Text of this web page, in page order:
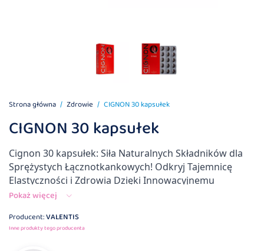
Strona główna Zdrowie CIGNON 30 kapsułek
CIGNON 30 kapsułek
Cignon 30 kapsułek: Siła Naturalnych Składników dla
Sprężystych Łącznotkankowych! Odkryj Tajemnicę
Elastyczności i Zdrowia Dzięki Innowacyjnemu
Suplementowi!
Pokaż więcej
Producent:VALENTIS
Inne produkty tego producenta